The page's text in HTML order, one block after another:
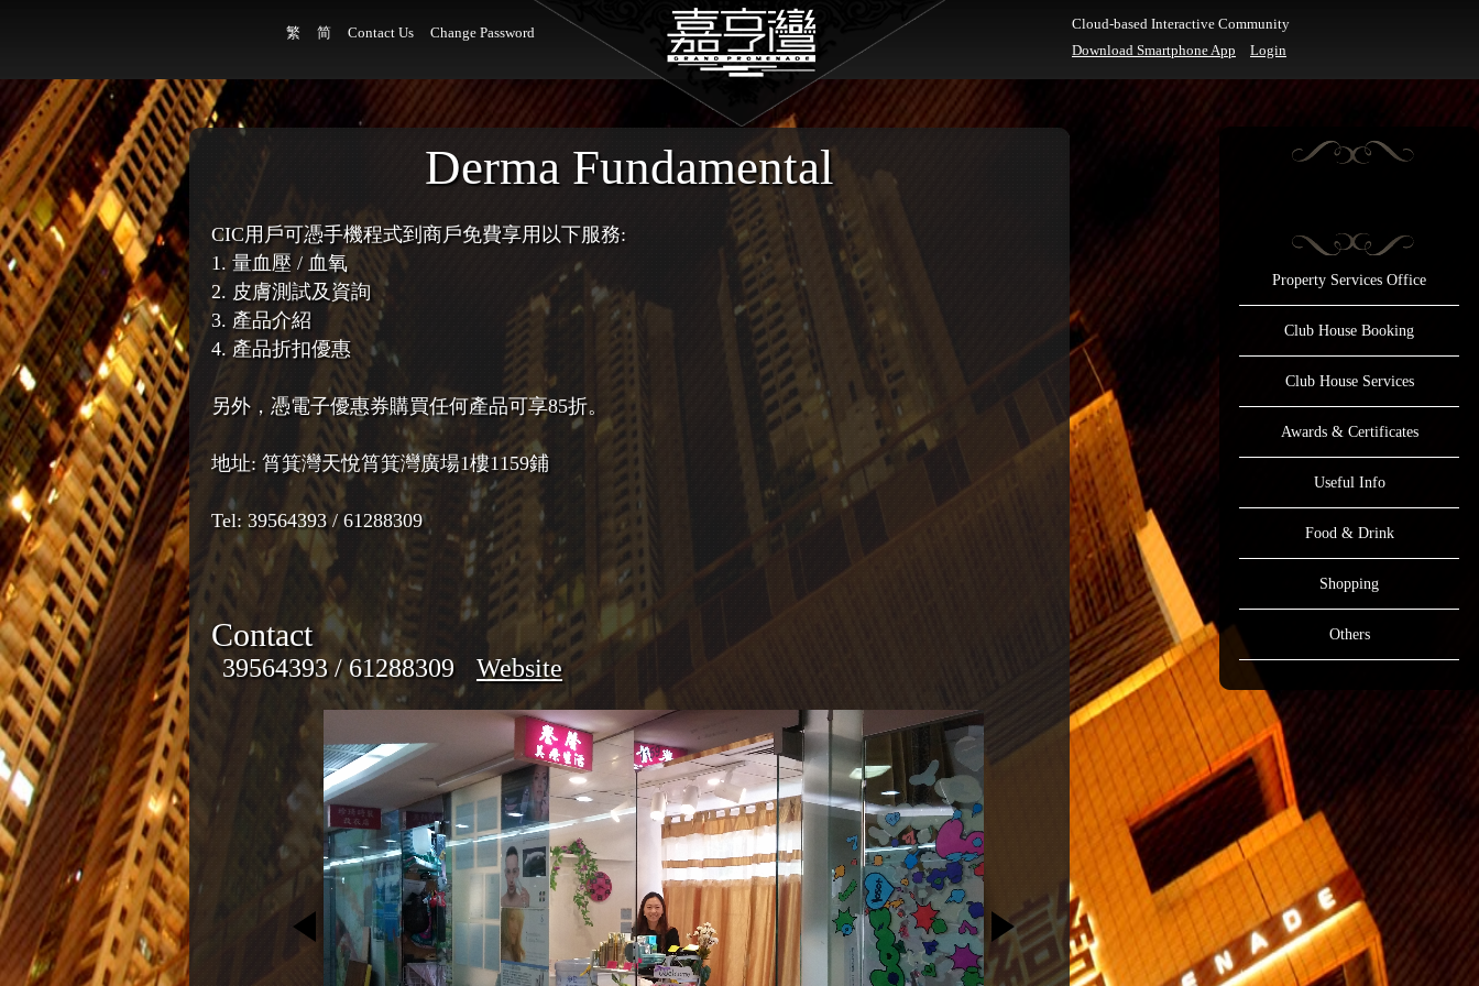
繁 简 Contact Us Change Password
Cloud-based Interactive Community
Download Smartphone App
Login
Property Services Office
Club House Booking
Club House Services
Awards & Certificates
Useful Info
Food & Drink
Shopping
Others
Derma Fundamental
CIC用戶可憑手機程式到商戶免費享用以下服務:
1. 量血壓 / 血氧
2. 皮膚測試及資詢
3. 產品介紹
4. 產品折扣優惠
另外，憑電子優惠券購買任何產品可享85折。
地址: 筲箕灣天悅筲箕灣廣場1樓1159鋪
Tel: 39564393 / 61288309
Contact
39564393 / 61288309 Website